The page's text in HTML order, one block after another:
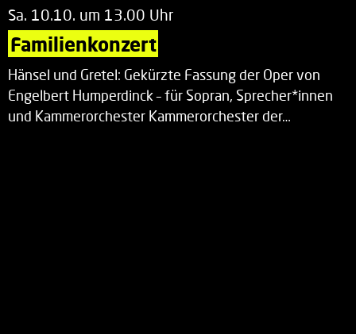
Sa. 10.10. um 13.00 Uhr
Familienkonzert
Hänsel und Gretel: Gekürzte Fassung der Oper von
Engelbert Humperdinck – für Sopran, Sprecher*innen
und Kammerorchester Kammerorchester der…